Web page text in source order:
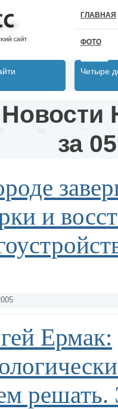
ГЛАВНАЯ
ФОТО
Четыре
Новости
за
и
Ермак:
решать.